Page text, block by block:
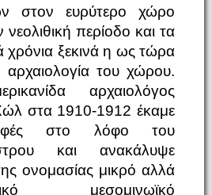
στον ευρύτερο χώρο
περίοδο και τα
χρόνια ξεκινά η ως τώρα
του χώρου.
αρχαιολόγος
στα 1910-1912 έκαμε
στο λόφο του
και ανακάλυψε
ονομασίας μικρό αλλά
μεσομινωϊκό